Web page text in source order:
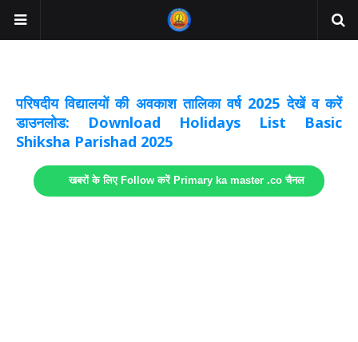
परिषदीय विद्यालयों की अवकाश तालिका वर्ष 2025 देखें व करें
डाउनलोड: Download Holidays List Basic
Shiksha Parishad 2025
खबरों के लिए Follow करें Primary ka master .co चैनल